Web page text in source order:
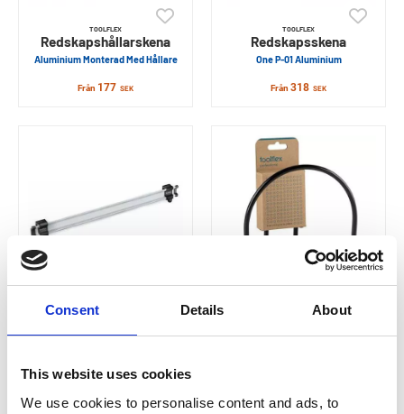
Consent Details About
This website uses cookies
We use cookies to personalise content and ads, to
TOOLFLEX
Redskapshållarskena
Aluminium Monterad Med Hållare
Från 177 SEK
TOOLFLEX
Redskapsskena
One P-01 Aluminium
Från 318 SEK
TOOLFLEX
installationskit
TOOLFLEX